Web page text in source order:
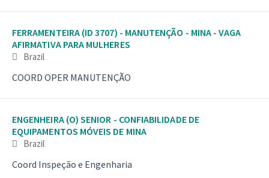
FERRAMENTEIRA (ID 3707) - MANUTENÇÃO - MINA - VAGA
AFIRMATIVA PARA MULHERES
Brazil
COORD OPER MANUTENÇÃO
ENGENHEIRA (O) SENIOR - CONFIABILIDADE DE
EQUIPAMENTOS MÓVEIS DE MINA
Brazil
Coord Inspeção e Engenharia